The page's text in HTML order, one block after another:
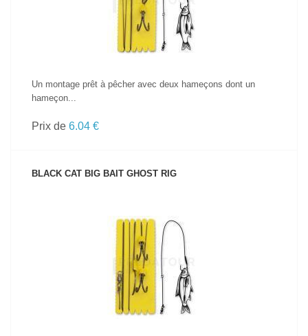
Un montage prêt à pêcher avec deux hameçons dont un
hameçon...
Prix de 6.04 €
BLACK CAT BIG BAIT GHOST RIG
VOIR LE PRODUIT